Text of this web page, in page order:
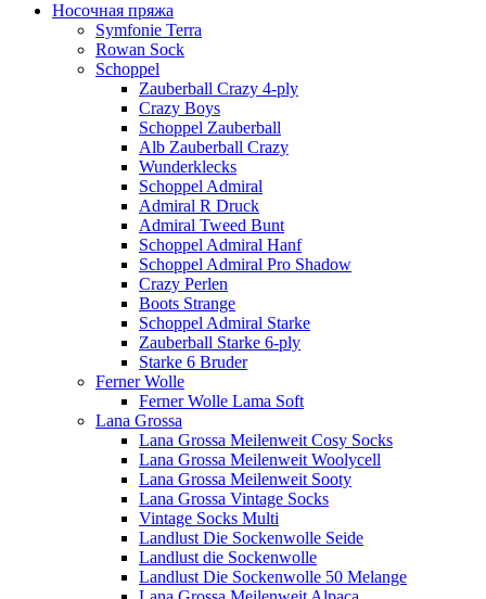
Носочная пряжа
Symfonie Terra
Rowan Sock
Schoppel
Zauberball Crazy 4-ply
Crazy Boys
Schoppel Zauberball
Alb Zauberball Crazy
Wunderklecks
Schoppel Admiral
Admiral R Druck
Admiral Tweed Bunt
Schoppel Admiral Hanf
Schoppel Admiral Pro Shadow
Crazy Perlen
Boots Strange
Schoppel Admiral Starke
Zauberball Starke 6-ply
Starke 6 Bruder
Ferner Wolle
Ferner Wolle Lama Soft
Lana Grossa
Lana Grossa Meilenweit Cosy Socks
Lana Grossa Meilenweit Woolycell
Lana Grossa Meilenweit Sooty
Lana Grossa Vintage Socks
Vintage Socks Multi
Landlust Die Sockenwolle Seide
Landlust die Sockenwolle
Landlust Die Sockenwolle 50 Melange